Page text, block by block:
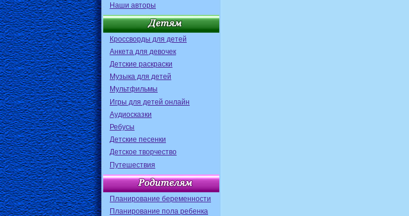
Наши авторы
Кроссворды для детей
Анкета для девочек
Детские раскраски
Музыка для детей
Мультфильмы
Игры для детей онлайн
Аудиосказки
Ребусы
Детские песенки
Детское творчество
Путешествия
Планирование беременности
Планирование пола ребенка